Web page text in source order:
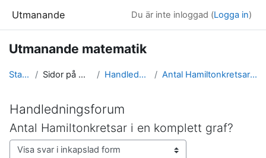
Utmanande Du är inte inloggad (Logga in)
Utmanande matematik
Startsida Sidor på webbplatsen Handledningsforum Antal Hamiltonkretsar i en komplett graf?
Handledningsforum
Antal Hamiltonkretsar i en komplett graf?
Visningsläge